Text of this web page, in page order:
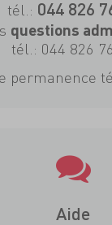
tél.: 044 826
questions
tél.: 044 826
permanence
Aide